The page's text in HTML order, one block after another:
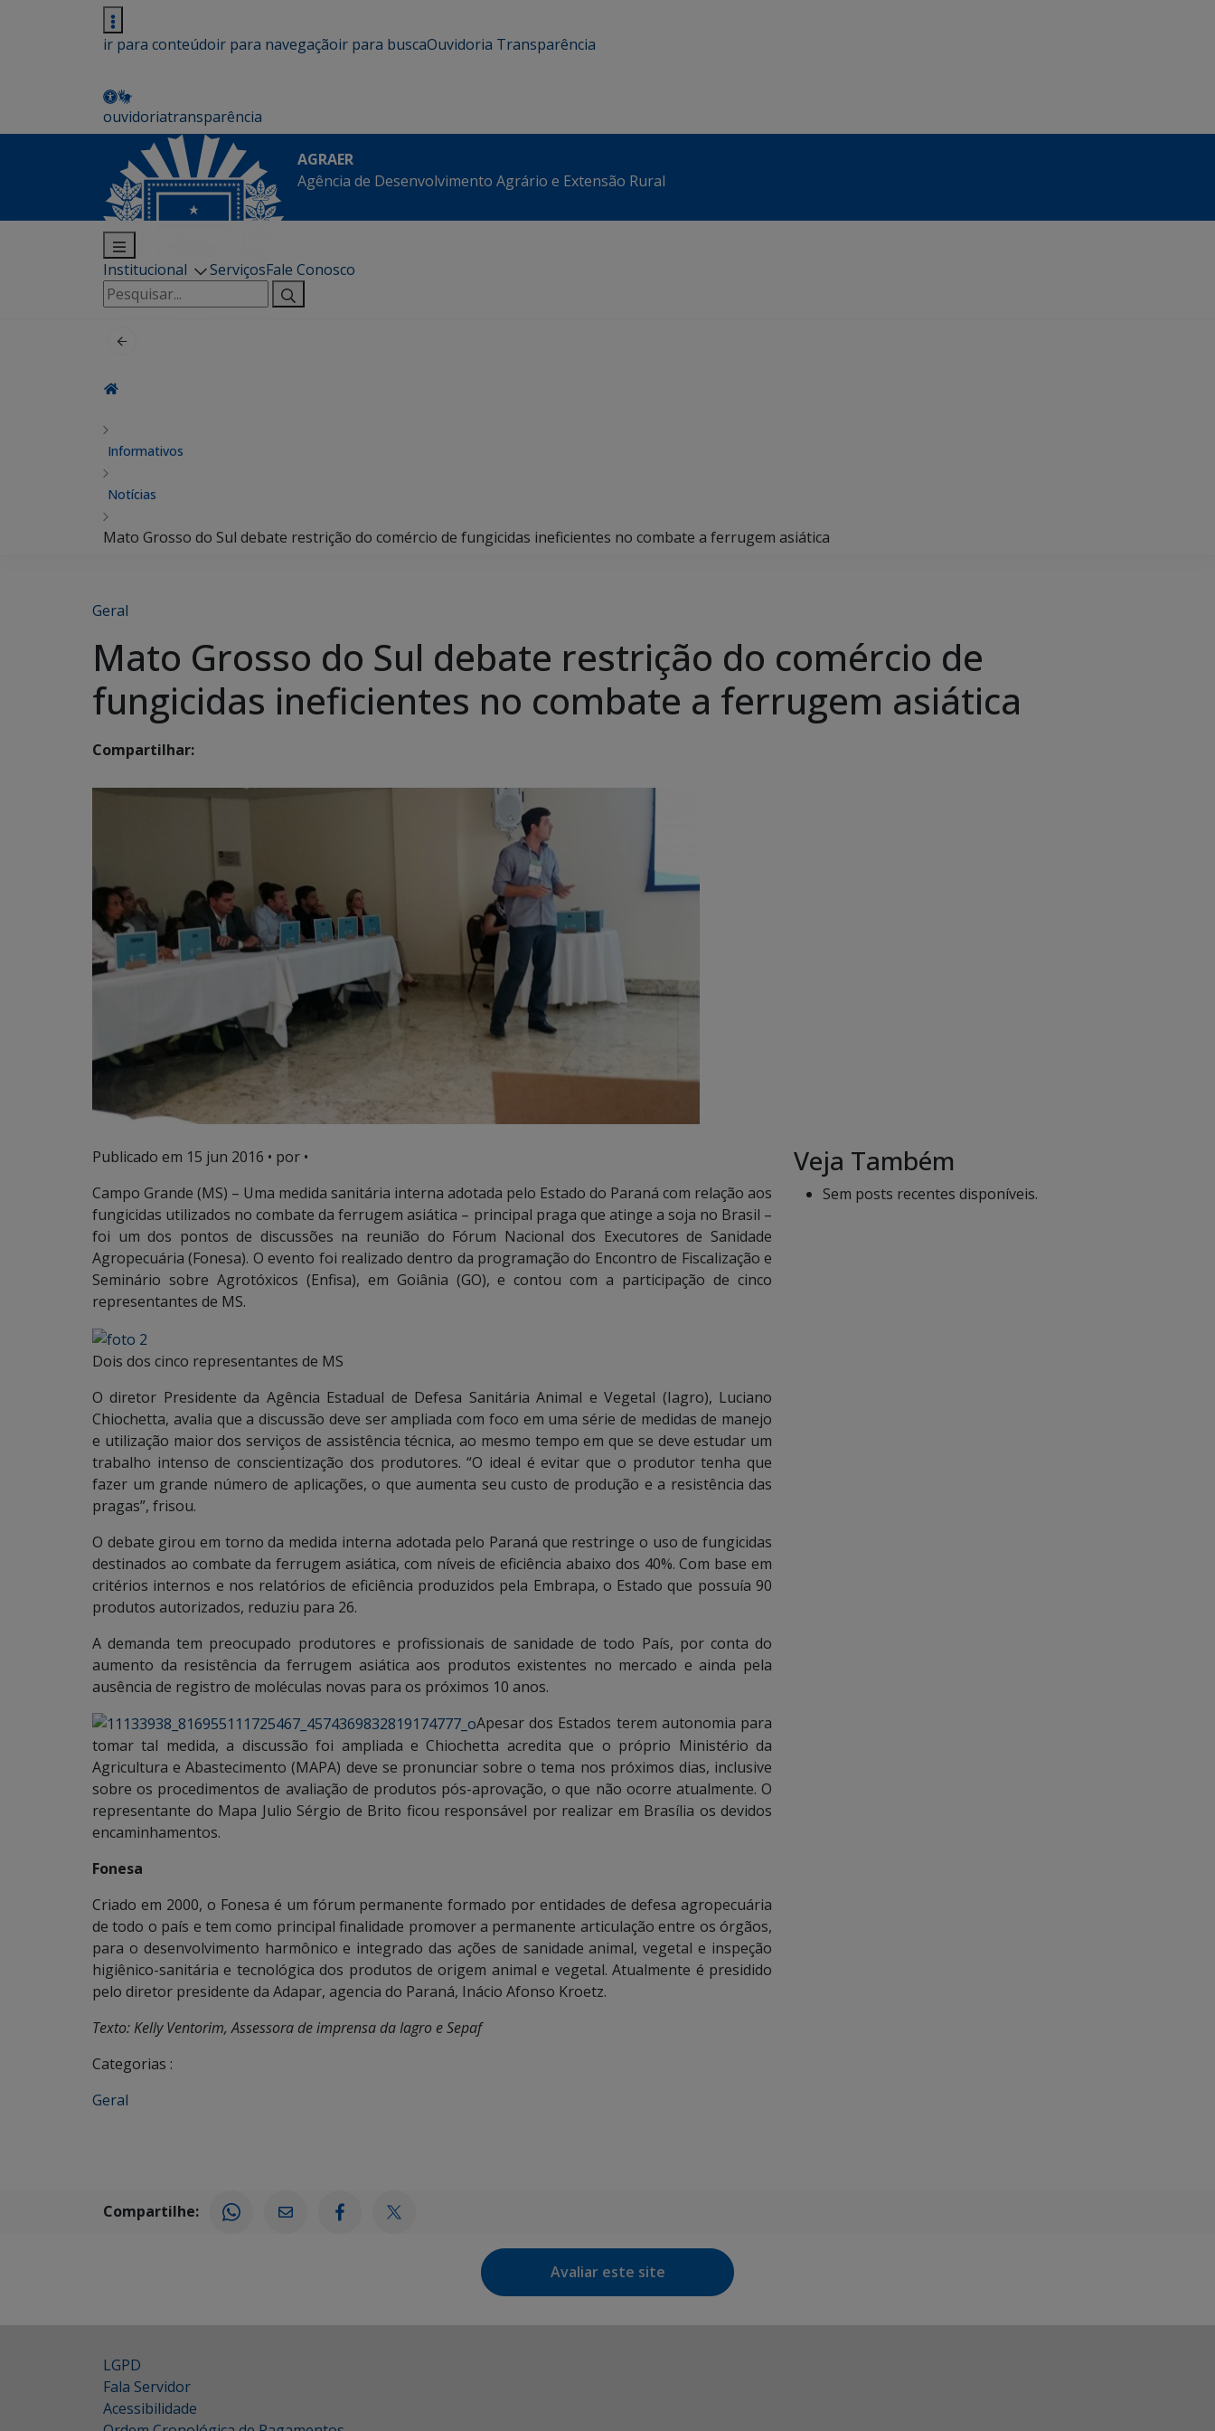
ir para conteúdoir para navegaçãoir para buscaOuvidoria Transparência
ouvidoriatransparência
AGRAER
Agência de Desenvolvimento Agrário e Extensão Rural
Institucional ServiçosFale Conosco
Pesquisar
por:
Informativos
Notícias
Mato Grosso do Sul debate restrição do comércio de fungicidas ineficientes no combate a ferrugem asiática
Geral
Mato Grosso do Sul debate restrição do comércio de
fungicidas ineficientes no combate a ferrugem asiática
Compartilhar:
Publicado em 15 jun 2016 • por •
Campo Grande (MS) – Uma medida sanitária interna adotada pelo Estado do Paraná com relação aos
fungicidas utilizados no combate da ferrugem asiática – principal praga que atinge a soja no Brasil –
foi um dos pontos de discussões na reunião do Fórum Nacional dos Executores de Sanidade
Agropecuária (Fonesa). O evento foi realizado dentro da programação do Encontro de Fiscalização e
Seminário sobre Agrotóxicos (Enfisa), em Goiânia (GO), e contou com a participação de cinco
representantes de MS.
Dois dos cinco representantes de MS
O diretor Presidente da Agência Estadual de Defesa Sanitária Animal e Vegetal (Iagro), Luciano
Chiochetta, avalia que a discussão deve ser ampliada com foco em uma série de medidas de manejo
e utilização maior dos serviços de assistência técnica, ao mesmo tempo em que se deve estudar um
trabalho intenso de conscientização dos produtores. “O ideal é evitar que o produtor tenha que
fazer um grande número de aplicações, o que aumenta seu custo de produção e a resistência das
pragas”, frisou.
O debate girou em torno da medida interna adotada pelo Paraná que restringe o uso de fungicidas
destinados ao combate da ferrugem asiática, com níveis de eficiência abaixo dos 40%. Com base em
critérios internos e nos relatórios de eficiência produzidos pela Embrapa, o Estado que possuía 90
produtos autorizados, reduziu para 26.
A demanda tem preocupado produtores e profissionais de sanidade de todo País, por conta do
aumento da resistência da ferrugem asiática aos produtos existentes no mercado e ainda pela
ausência de registro de moléculas novas para os próximos 10 anos.
Apesar dos Estados terem autonomia para
tomar tal medida, a discussão foi ampliada e Chiochetta acredita que o próprio Ministério da
Agricultura e Abastecimento (MAPA) deve se pronunciar sobre o tema nos próximos dias, inclusive
sobre os procedimentos de avaliação de produtos pós-aprovação, o que não ocorre atualmente. O
representante do Mapa Julio Sérgio de Brito ficou responsável por realizar em Brasília os devidos
encaminhamentos.
Fonesa
Criado em 2000, o Fonesa é um fórum permanente formado por entidades de defesa agropecuária
de todo o país e tem como principal finalidade promover a permanente articulação entre os órgãos,
para o desenvolvimento harmônico e integrado das ações de sanidade animal, vegetal e inspeção
higiênico-sanitária e tecnológica dos produtos de origem animal e vegetal. Atualmente é presidido
pelo diretor presidente da Adapar, agencia do Paraná, Inácio Afonso Kroetz.
Texto: Kelly Ventorim, Assessora de imprensa da Iagro e Sepaf
Categorias :
Geral
Veja Também
Sem posts recentes disponíveis.
Compartilhe:
Avaliar este site
LGPD
Fala Servidor
Acessibilidade